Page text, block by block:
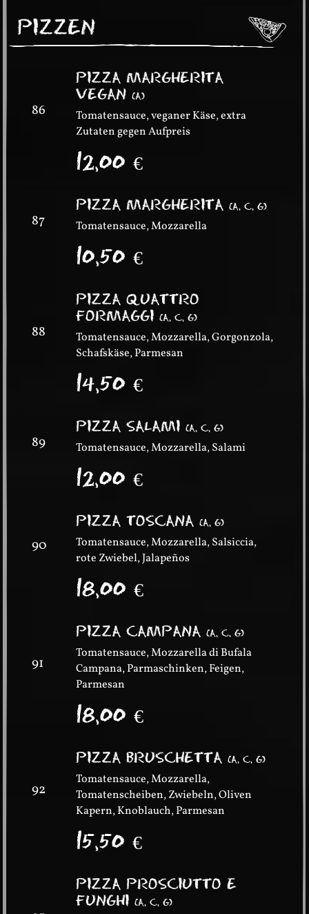
PIZZEN
86
PIZZA MARGHERITA
VEGAN(A)
Tomatensauce, veganer Käse, extra
Zutaten gegen Aufpreis
12,00€
87
PIZZA MARGHERITA(A, C, G)
Tomatensauce, Mozzarella
10,50€
88
PIZZA QUATTRO
FORMAGGI(A, C, G)
Tomatensauce, Mozzarella, Gorgonzola,
Schafskäse, Parmesan
14,50€
89
PIZZA SALAMI(A, C, G)
Tomatensauce, Mozzarella, Salami
12,00€
90
PIZZA TOSCANA(A, G)
Tomatensauce, Mozzarella, Salsiccia,
rote Zwiebel, Jalapeños
18,00€
91
PIZZA CAMPANA(A, C, G)
Tomatensauce, Mozzarella di Bufala
Campana, Parmaschinken, Feigen,
Parmesan
18,00€
92
PIZZA BRUSCHETTA(A, C, G)
Tomatensauce, Mozzarella,
Tomatenscheiben, Zwiebeln, Oliven
Kapern, Knoblauch, Parmesan
15,50€
PIZZA PROSCIUTTO E
FUNGHI(A, C, G)